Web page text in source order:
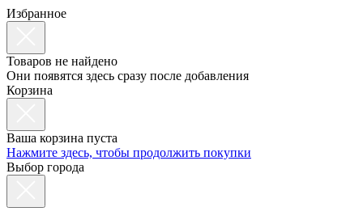
Избранное
Товаров не найдено
Они появятся здесь сразу после добавления
Корзина
Ваша корзина пуста
Нажмите здесь, чтобы продолжить покупки
Выбор города